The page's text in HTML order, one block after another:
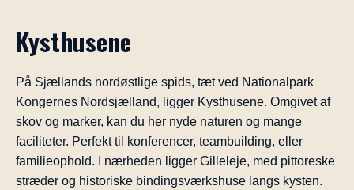
Kysthusene
På Sjællands nordøstlige spids, tæt ved Nationalpark
Kongernes Nordsjælland, ligger Kysthusene. Omgivet af
skov og marker, kan du her nyde naturen og mange
faciliteter. Perfekt til konferencer, teambuilding, eller
familieophold. I nærheden ligger Gilleleje, med pittoreske
stræder og historiske bindingsværkshuse langs kysten.